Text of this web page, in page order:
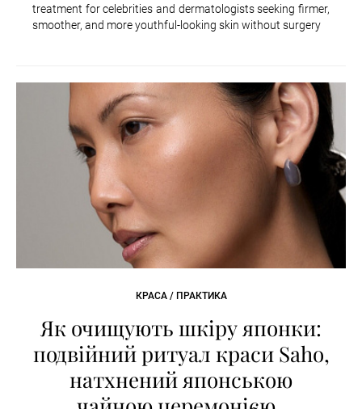
treatment for celebrities and dermatologists seeking firmer,
smoother, and more youthful-looking skin without surgery
КРАСА / ПРАКТИКА
Як очищують шкіру японки:
подвійний ритуал краси Saho,
натхнений японською